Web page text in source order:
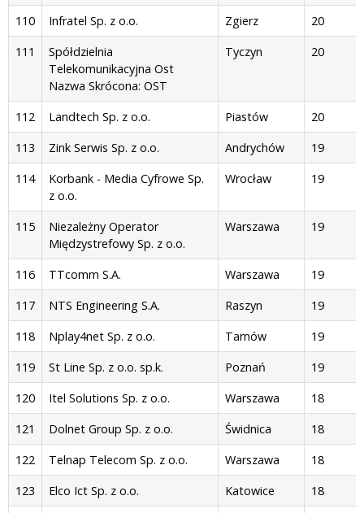
110 Infratel Sp. z o.o. Zgierz
20
111
Spółdzielnia
Telekomunikacyjna Ost
Nazwa Skrócona: OST
Tyczyn 20
112 Landtech Sp. z o.o. Piastów
20
113
Zink Serwis Sp. z o.o. Andrychów
19
114
Korbank - Media Cyfrowe Sp.
z o.o.
Wrocław 19
115
Niezależny Operator
Międzystrefowy Sp. z o.o.
Warszawa 19
116 TTcomm S.A. Warszawa
19
117
NTS Engineering S.A. Raszyn
19
118
Nplay4net Sp. z o.o. Tarnów
19
119
St Line Sp. z o.o. sp.k. Poznań
19
120
Itel Solutions Sp. z o.o. Warszawa
18
121
Dolnet Group Sp. z o.o. Świdnica
18
122
Telnap Telecom Sp. z o.o. Warszawa
18
123
Elco Ict Sp. z o.o. Katowice
18